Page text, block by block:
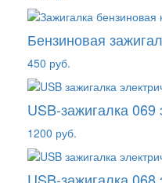
Бензиновая
450 руб.
USB-зажигалка 069
1200 руб.